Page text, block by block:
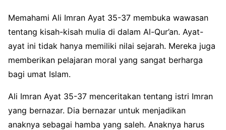
Memahami Ali Imran Ayat 35-37 membuka wawasan
tentang kisah-kisah mulia di dalam Al-Qur’an. Ayat-
ayat ini tidak hanya memiliki nilai sejarah. Mereka juga
memberikan pelajaran moral yang sangat berharga
bagi umat Islam.
Ali Imran Ayat 35-37 menceritakan tentang istri Imran
yang bernazar. Dia bernazar untuk menjadikan
anaknya sebagai hamba yang saleh. Anaknya harus